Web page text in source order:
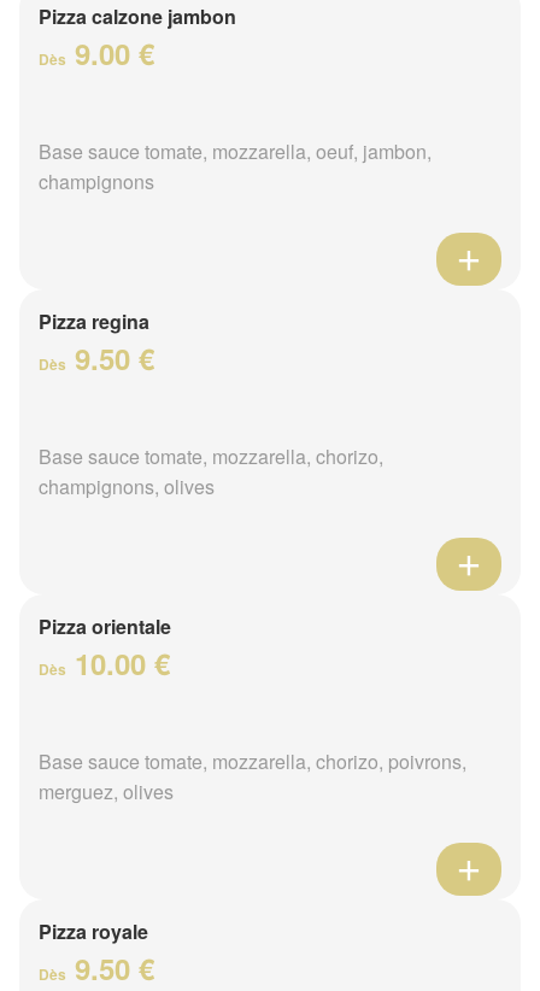
Pizza calzone jambon
Dès 9.00 €
Base sauce tomate, mozzarella, oeuf, jambon,
champignons
Pizza regina
Dès 9.50 €
Base sauce tomate, mozzarella, chorizo,
champignons, olives
Pizza orientale
Dès 10.00 €
Base sauce tomate, mozzarella, chorizo, poivrons,
merguez, olives
Pizza royale
Dès 9.50 €